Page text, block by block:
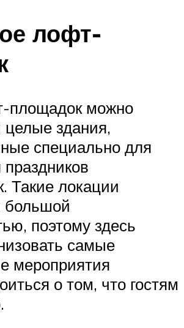
лофт-
площадок можно
целые здания,
специально для
Такие локации
большой
поэтому здесь
самые
мероприятия
о том, что гостям